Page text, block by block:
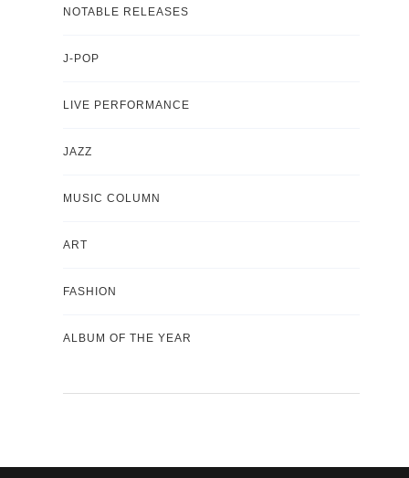
NOTABLE RELEASES
J-POP
LIVE PERFORMANCE
JAZZ
MUSIC COLUMN
ART
FASHION
ALBUM OF THE YEAR